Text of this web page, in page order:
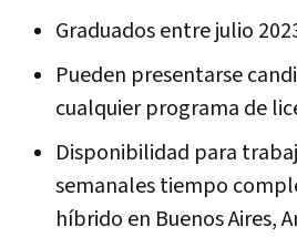
Graduados entre julio
Pueden presentarse
cualquier programa de
Disponibilidad para
semanales tiempo
híbrido en Buenos Aires,